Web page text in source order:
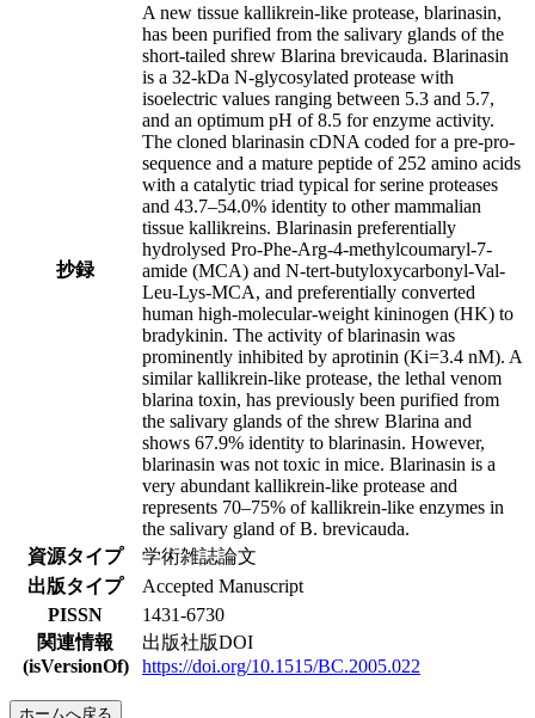
抄録
A new tissue kallikrein-like protease, blarinasin,
has been purified from the salivary glands of the
short-tailed shrew Blarina brevicauda. Blarinasin
is a 32-kDa N-glycosylated protease with
isoelectric values ranging between 5.3 and 5.7,
and an optimum pH of 8.5 for enzyme activity.
The cloned blarinasin cDNA coded for a pre-pro-
sequence and a mature peptide of 252 amino acids
with a catalytic triad typical for serine proteases
and 43.7–54.0% identity to other mammalian
tissue kallikreins. Blarinasin preferentially
hydrolysed Pro-Phe-Arg-4-methylcoumaryl-7-
amide (MCA) and N-tert-butyloxycarbonyl-Val-
Leu-Lys-MCA, and preferentially converted
human high-molecular-weight kininogen (HK) to
bradykinin. The activity of blarinasin was
prominently inhibited by aprotinin (Ki=3.4 nM). A
similar kallikrein-like protease, the lethal venom
blarina toxin, has previously been purified from
the salivary glands of the shrew Blarina and
shows 67.9% identity to blarinasin. However,
blarinasin was not toxic in mice. Blarinasin is a
very abundant kallikrein-like protease and
represents 70–75% of kallikrein-like enzymes in
the salivary gland of B. brevicauda.
資源タイプ
学術雑誌論文
出版タイプ
Accepted Manuscript
PISSN
1431-6730
関連情報
(isVersionOf)
出版社版DOI
https://doi.org/10.1515/BC.2005.022
ホームへ戻る